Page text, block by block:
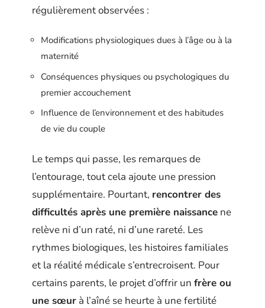
régulièrement observées :
Modifications physiologiques dues à l’âge ou à la
maternité
Conséquences physiques ou psychologiques du
premier accouchement
Influence de l’environnement et des habitudes
de vie du couple
Le temps qui passe, les remarques de
l’entourage, tout cela ajoute une pression
supplémentaire. Pourtant, rencontrer des
difficultés après une première naissance ne
relève ni d’un raté, ni d’une rareté. Les
rythmes biologiques, les histoires familiales
et la réalité médicale s’entrecroisent. Pour
certains parents, le projet d’offrir un frère ou
une sœur à l’aîné se heurte à une fertilité